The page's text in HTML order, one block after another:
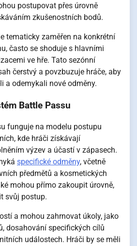
postupovat přes úrovně
zkušenostních bodů.
tematicky zaměřen na konkrétní
často se shoduje s hlavními
ve hře. Tato sezónní
čerstvý a povzbuzuje hráče, aby
a odemykali nové odměny.
Battle Passu
funguje na modelu postupu
kde hráči získávají
výzev a účastí v zápasech.
specifické odměny, včetně
předmětů a kosmetických
mohou přímo zakoupit úrovně,
svůj postup.
a mohou zahrnovat úkoly, jako
dosahování specifických cílů
událostech. Hráči by se měli